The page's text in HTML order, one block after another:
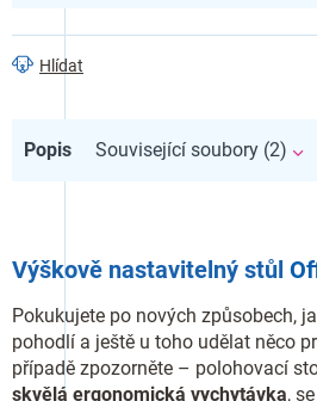
Hlídat
Popis Související soubory (2)
Výškově nastavitelný stůl
Pokukujete po nových způsobech,
pohodlí a ještě u toho udělat něco
případě zpozorněte – polohovací
skvělá ergonomická vychytávka,